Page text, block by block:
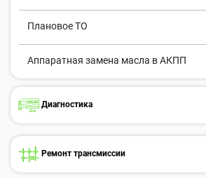
Плановое ТО
Аппаратная замена масла в АКПП
Диагностика
Ремонт трансмиссии